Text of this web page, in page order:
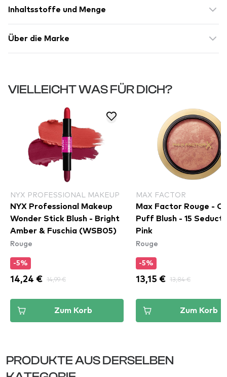
Inhaltsstoffe und Menge
Über die Marke
VIELLEICHT WAS FÜR DICH?
NYX PROFESSIONAL MAKEUP
NYX Professional Makeup
Wonder Stick Blush - Bright
Amber & Fuschia (WSB05)
Rouge
-5%
14,24 € 14,99 €
Zum Korb
MAX FACTOR
Max Factor Rouge -
Puff Blush - 15
Pink
Rouge
-5%
13,15 € 13,84 €
Zum Korb
PRODUKTE AUS DERSELBEN